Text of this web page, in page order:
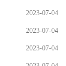
2023-07-04
2023-07-04
2023-07-04